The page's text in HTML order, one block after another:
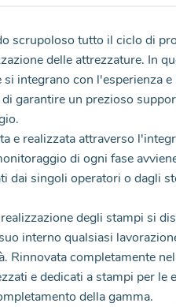
scrupoloso tutto il ciclo di
delle attrezzature. In
integrano con l'esperienza
garantire un prezioso
e realizzata attraverso
di ogni fase
dai singoli operatori o dagli
degli stampi si
interno qualsiasi
Rinnovata completamente
e dedicati a stampi per le
della gamma.